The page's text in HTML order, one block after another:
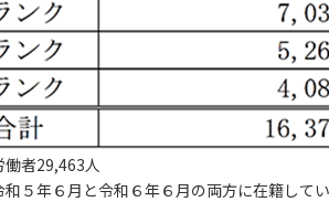
働者29,463人
和５年６月と令和６年６月の両方に在籍して